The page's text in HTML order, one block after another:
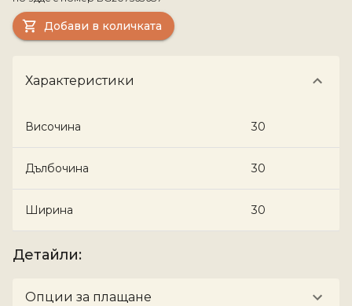
Добави в количката
Характеристики
Височина 30
Дълбочина 30
Ширина 30
Детайли:
Опции за плащане